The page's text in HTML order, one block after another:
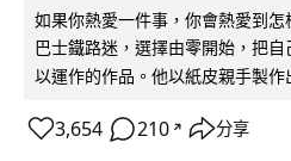
如果你熱愛一件事，你會熱愛到
巴士鐵路迷，選擇由零開始，把
以運作的作品。他以紙皮親手製作
3,654 210 ↗ 分享